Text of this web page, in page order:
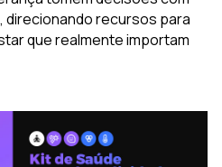
direcionando recursos para
que realmente importam